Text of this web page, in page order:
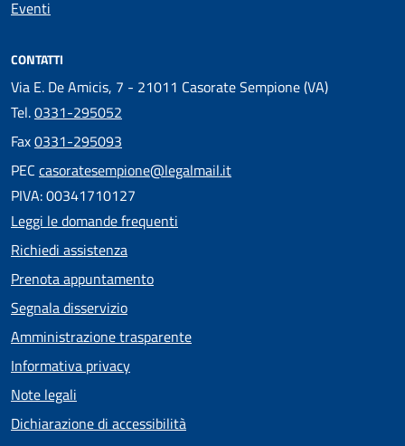
Eventi
CONTATTI
Via E. De Amicis, 7 - 21011 Casorate Sempione (VA)
Tel.0331-295052
Fax0331-295093
PEC casoratesempione@legalmail.it
PIVA: 00341710127
Leggi le domande frequenti
Richiedi assistenza
Prenota appuntamento
Segnala disservizio
Amministrazione trasparente
Informativa privacy
Note legali
Dichiarazione di accessibilità